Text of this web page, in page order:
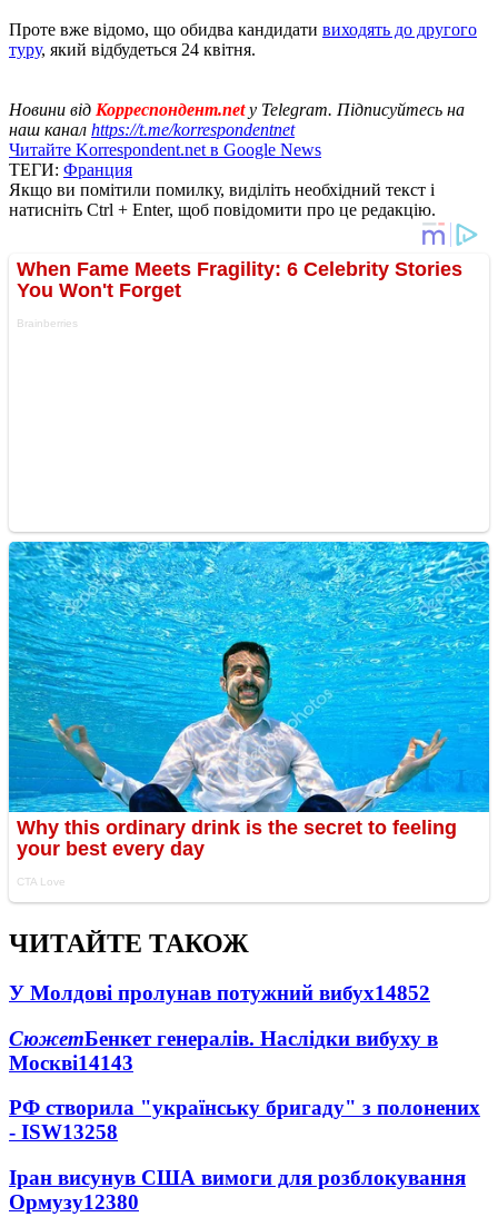
Проте вже відомо, що обидва кандидати виходять до другого
туру, який відбудеться 24 квітня.
Новини від Корреспондент.netу Telegram. Підписуйтесь на
наш канал https://t.me/korrespondentnet
Читайте Korrespondent.net в Google News
ТЕГИ: Франция
Якщо ви помітили помилку, виділіть необхідний текст і
натисніть Ctrl + Enter, щоб повідомити про це редакцію.
ЧИТАЙТЕ ТАКОЖ
У Молдові пролунав потужний вибух14852
СюжетБенкет генералів. Наслідки вибуху в
Москві14143
РФ створила "українську бригаду" з полонених
- ISW13258
Іран висунув США вимоги для розблокування
Ормузу12380